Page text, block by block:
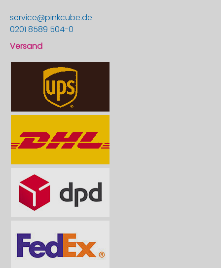
service@pinkcube.de
0201 8589 504-0
Versand